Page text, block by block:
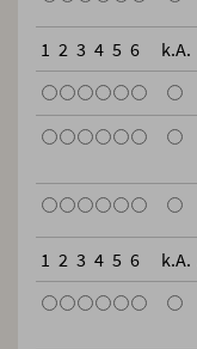
1 2 3 4 5 6 k.A.
1 2 3 4 5 6 k.A.